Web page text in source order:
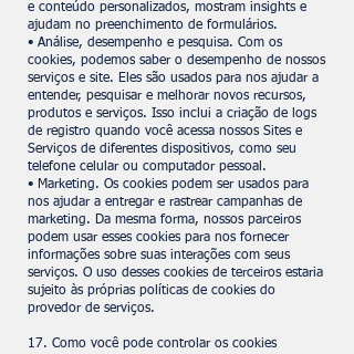
e conteúdo personalizados, mostram insights e
ajudam no preenchimento de formulários.
• Análise, desempenho e pesquisa. Com os
cookies, podemos saber o desempenho de nossos
serviços e site. Eles são usados para nos ajudar a
entender, pesquisar e melhorar novos recursos,
produtos e serviços. Isso inclui a criação de logs
de registro quando você acessa nossos Sites e
Serviços de diferentes dispositivos, como seu
telefone celular ou computador pessoal.
• Marketing. Os cookies podem ser usados para
nos ajudar a entregar e rastrear campanhas de
marketing. Da mesma forma, nossos parceiros
podem usar esses cookies para nos fornecer
informações sobre suas interações com seus
serviços. O uso desses cookies de terceiros estaria
sujeito às próprias políticas de cookies do
provedor de serviços.
17. Como você pode controlar os cookies